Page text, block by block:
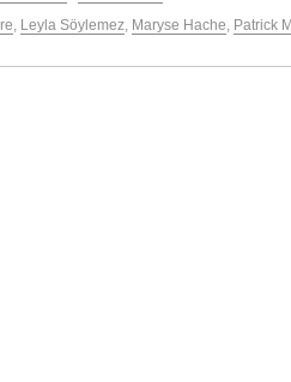
, Leyla Söylemez, Maryse Hache, Patrick